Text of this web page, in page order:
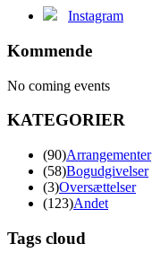
Instagram
Kommende
No coming events
KATEGORIER
(90)Arrangementer
(58)Bogudgivelser
(3)Oversættelser
(123)Andet
Tags cloud